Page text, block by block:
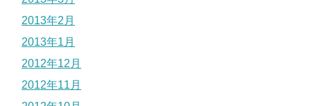
2013年2月
2013年1月
2012年12月
2012年11月